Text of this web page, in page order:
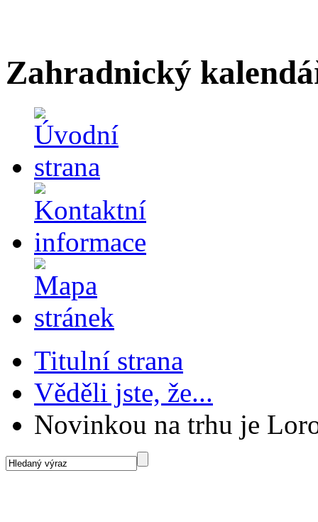
Zahradnický
Titulní strana
Věděli jste, že...
Novinkou na trhu je